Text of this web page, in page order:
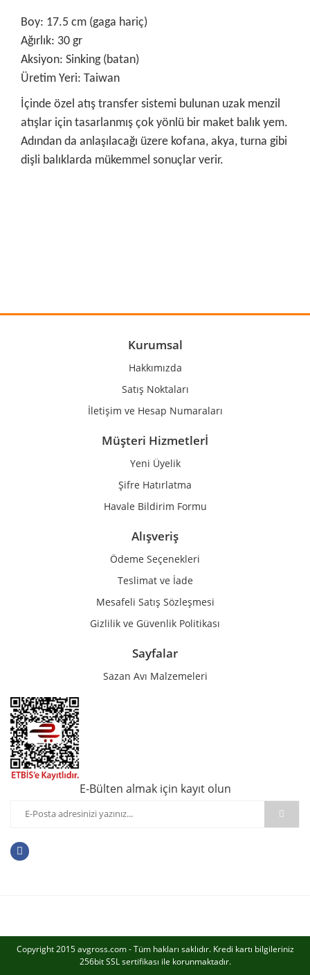
Boy: 17.5 cm (gaga hariç)
Ağırlık: 30 gr
Aksiyon: Sinking (batan)
Üretim Yeri: Taiwan
İçinde özel atış transfer sistemi bulunan uzak menzil
atışlar için tasarlanmış çok yönlü bir maket balık yem.
Adından da anlaşılacağı üzere kofana, akya, turna gibi
dişli balıklarda mükemmel sonuçlar verir.
Ürün açıklamasında eksik bilgiler bulunuyor.
Ürün bilgilerinde hatalar bulunuyor.
Gönder
Kurumsal
Hakkımızda
Satış Noktaları
İletişim ve Hesap Numaraları
Müşteri Hizmetlerİ
Yeni Üyelik
Şifre Hatırlatma
Havale Bildirim Formu
Alışveriş
Ödeme Seçenekleri
Teslimat ve İade
Mesafeli Satış Sözleşmesi
Gizlilik ve Güvenlik Politikası
Sayfalar
Sazan Avı Malzemeleri
E-Bülten almak için kayıt olun
Copyright 2015 avgross.com - Tüm hakları saklıdır. Kredi kartı bilgileriniz
256bit SSL sertifikası ile korunmaktadır.